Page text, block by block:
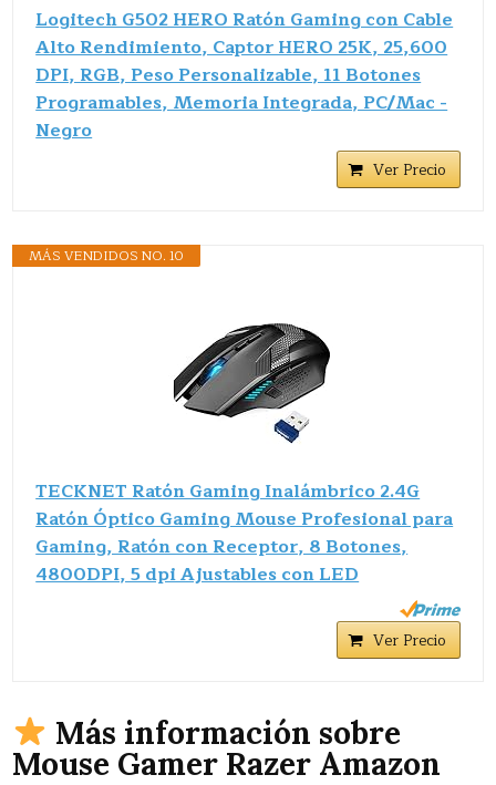
Logitech G502 HERO Ratón Gaming con Cable
Alto Rendimiento, Captor HERO 25K, 25,600
DPI, RGB, Peso Personalizable, 11 Botones
Programables, Memoria Integrada, PC/Mac -
Negro
Ver Precio
MÁS VENDIDOS NO. 10
TECKNET Ratón Gaming Inalámbrico 2.4G
Ratón Óptico Gaming Mouse Profesional para
Gaming, Ratón con Receptor, 8 Botones,
4800DPI, 5 dpi Ajustables con LED
Ver Precio
Más información sobre
Mouse Gamer Razer Amazon